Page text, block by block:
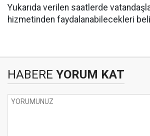
Yukarıda verilen saatlerde
hizmetinden faydalanabilecekleri
HABERE YORUM KAT